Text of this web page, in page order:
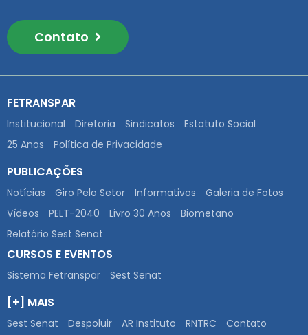
Contato
FETRANSPAR
Institucional Diretoria Sindicatos
Estatuto Social
25 Anos
Política de Privacidade
PUBLICAÇÕES
Notícias Giro Pelo Setor Informativos
Galeria de Fotos
Vídeos
PELT-2040 Livro 30 Anos
Biometano
Relatório Sest Senat
CURSOS E EVENTOS
Sistema Fetranspar Sest Senat
[+] MAIS
Sest Senat Despoluir AR Instituto RNTRC Contato